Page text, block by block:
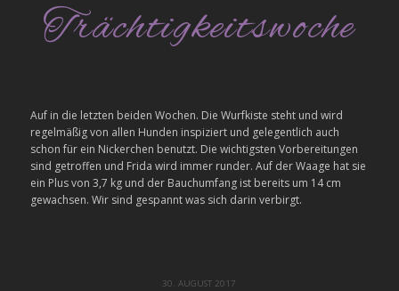
Trächtigkeitswoche
Auf in die letzten beiden Wochen. Die Wurfkiste steht und wird
regelmäßig von allen Hunden inspiziert und gelegentlich auch
schon für ein Nickerchen benutzt. Die wichtigsten Vorbereitungen
sind getroffen und Frida wird immer runder. Auf der Waage hat sie
ein Plus von 3,7 kg und der Bauchumfang ist bereits um 14 cm
gewachsen. Wir sind gespannt was sich darin verbirgt.
30. AUGUST 2017